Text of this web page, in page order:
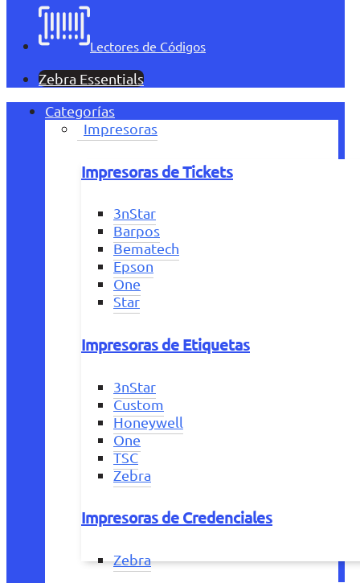
Lectores de Códigos
Zebra Essentials
Categorías
Impresoras
Impresoras de Tickets
3nStar
Barpos
Bematech
Epson
One
Star
Impresoras de Etiquetas
3nStar
Custom
Honeywell
One
TSC
Zebra
Impresoras de Credenciales
Zebra